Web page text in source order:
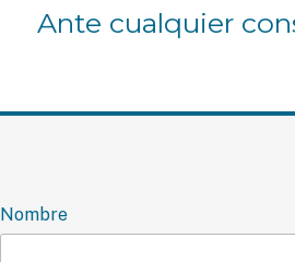
Ante cualquier
Nombre